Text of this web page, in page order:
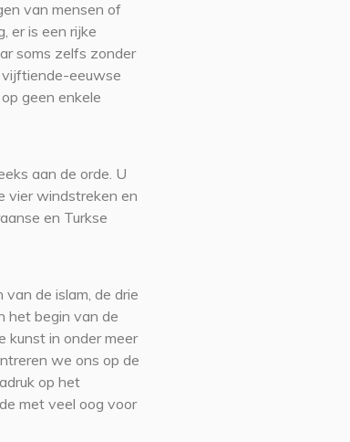
van mensen of
er is een rijke
soms zelfs zonder
vijftiende-eeuwse
geen enkele
aan de orde. U
vier windstreken en
en Turkse
de islam, de drie
het begin van de
kunst in onder meer
we ons op de
op het
met veel oog voor